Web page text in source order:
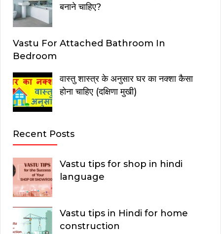
बनाने चाहिए?
Vastu For Attached Bathroom In
Bedroom
वास्तु शास्त्र के अनुसार घर का नक्शा कैसा
होना चाहिए (दक्षिणा मुखी)
Recent Posts
Vastu tips for shop in hindi
language
Vastu tips in Hindi for home
construction